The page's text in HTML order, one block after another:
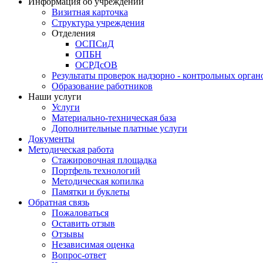
Визитная карточка
Структура учреждения
Отделения
ОСПСиД
ОПБН
ОСРДсОВ
Результаты проверок надзорно - контрольных
Образование работников
Наши услуги
Услуги
Материально-техническая база
Дополнительные платные услуги
Документы
Методическая работа
Стажировочная площадка
Портфель технологий
Методическая копилка
Памятки и буклеты
Обратная связь
Пожаловаться
Оставить отзыв
Отзывы
Независимая оценка
Вопрос-ответ